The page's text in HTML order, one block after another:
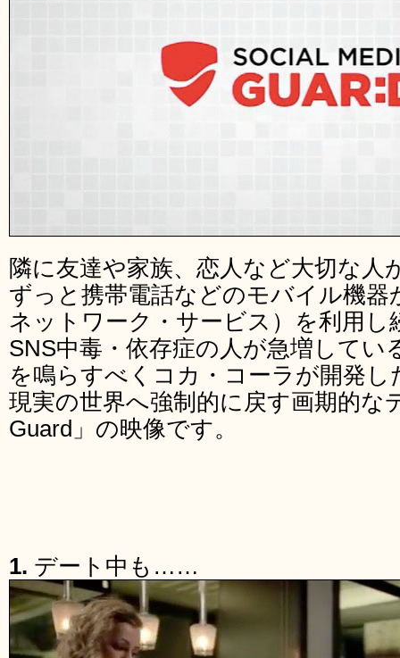
隣に友達や家族、恋人など大切な人
ずっと携帯電話などのモバイル機器
ネットワーク・サービス）を利用
SNS中毒・依存症の人が急増してい
を鳴らすべくコカ・コーラが開発
現実の世界へ強制的に戻す画期的な
Guard」の映像です。
1. デート中も……